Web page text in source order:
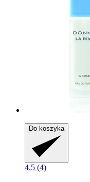
Do koszyka
4.5 (4)